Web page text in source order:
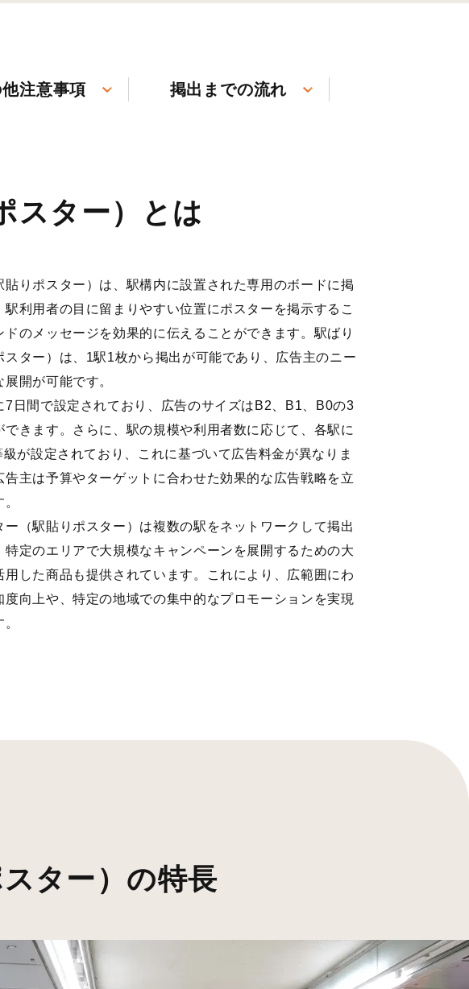
注意事項 掲出までの流れ
スター）とは
貼りポスター）は、駅構内に設置された専用のボードに掲
駅利用者の目に留まりやすい位置にポスターを掲示するこ
ドのメッセージを効果的に伝えることができます。駅ばり
スター）は、1駅1枚から掲出が可能であり、広告主のニー
開が可能です。
7日間で設定されており、広告のサイズはB2、B1、B0の3
できます。さらに、駅の規模や利用者数に応じて、各駅に
が設定されており、これに基づいて広告料金が異なりま
告主は予算やターゲットに合わせた効果的な広告戦略を立
ー（駅貼りポスター）は複数の駅をネットワークして掲出
特定のエリアで大規模なキャンペーンを展開するための大
用した商品も提供されています。これにより、広範囲にわ
度向上や、特定の地域での集中的なプロモーションを実現
ター）の特長